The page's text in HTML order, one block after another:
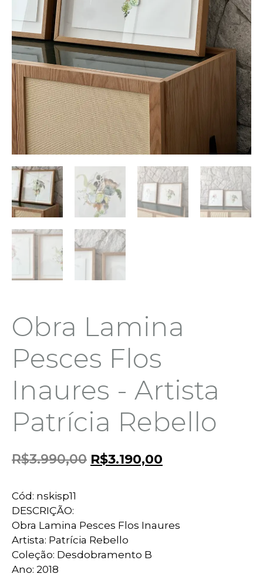
Obra Lamina
Pesces Flos
Inaures - Artista
Patrícia Rebello
R$3.990,00 R$3.190,00
Cód: nskisp11
DESCRIÇÃO:
Obra Lamina Pesces Flos Inaures
Artista: Patrícia Rebello
Coleção: Desdobramento B
Ano: 2018